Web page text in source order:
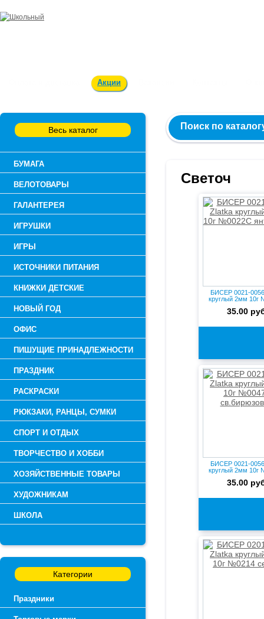
Акции
Весь каталог
БУМАГА
ВЕЛОТОВАРЫ
ГАЛАНТЕРЕЯ
ИГРУШКИ
ИГРЫ
ИСТОЧНИКИ ПИТАНИЯ
КНИЖКИ ДЕТСКИЕ
НОВЫЙ ГОД
ОФИС
ПИШУЩИЕ ПРИНАДЛЕЖНОСТИ
ПРАЗДНИК
РАСКРАСКИ
РЮКЗАКИ, РАНЦЫ, СУМКИ
СПОРТ И ОТДЫХ
ТВОРЧЕСТВО И ХОББИ
ХОЗЯЙСТВЕННЫЕ ТОВАРЫ
ХУДОЖНИКАМ
ШКОЛА
Категории
Праздники
Поиск по
Светоч
БИСЕР 0021-
круглый 2мм 10г
35.00
БИСЕР 0021-
круглый 2мм 10г
35.00